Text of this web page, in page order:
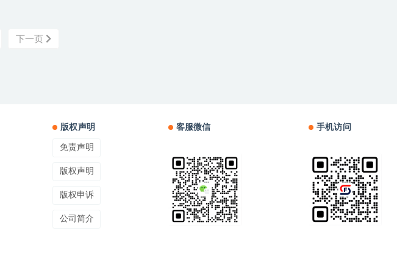
下一页
版权声明
免责声明
版权声明
版权申诉
公司简介
客服微信 手机访问